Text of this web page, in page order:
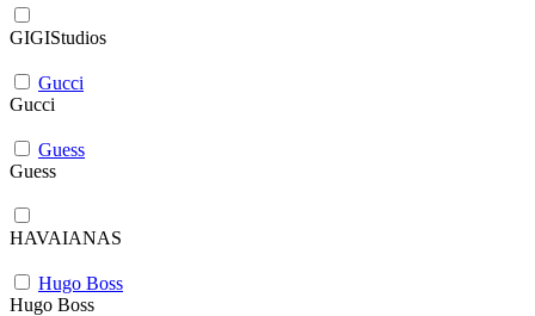
GIGIStudios
Gucci
Gucci
Guess
Guess
HAVAIANAS
Hugo Boss
Hugo Boss